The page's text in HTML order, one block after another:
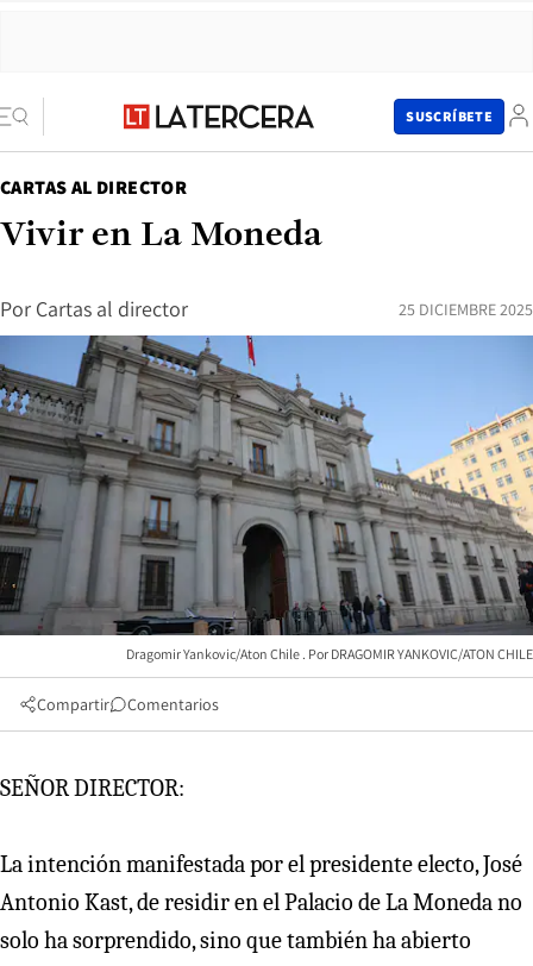
SUSCRÍBETE
CARTAS AL DIRECTOR
Vivir en La Moneda
Por Cartas al director 25 DICIEMBRE 2025
Dragomir Yankovic/Aton Chile DRAGOMIR YANKOVIC/ATON CHILE
Compartir Comentarios
SEÑOR DIRECTOR:
La intención manifestada por el presidente electo, José
Antonio Kast, de residir en el Palacio de La Moneda no
solo ha sorprendido, sino que también ha abierto